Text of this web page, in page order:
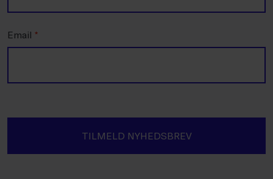
Email *
TILMELD NYHEDSBREV